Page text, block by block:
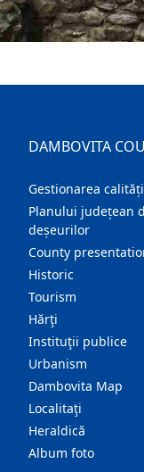
DAMBOVITA
Gestionarea
Planului județean
deșeurilor
County
Historic
Tourism
Hărţi
Instituţii publice
Urbanism
Dambovita Map
Localitaţi
Heraldică
Album foto